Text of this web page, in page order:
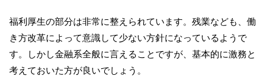
福利厚生の部分は非常に整えられています。残業なども、働
き方改革によって意識して少ない方針になっているようで
す。しかし金融系全般に言えることですが、基本的に激務と
考えておいた方が良いでしょう。